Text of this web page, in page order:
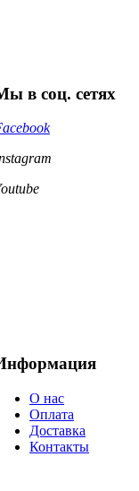
в соц. сетях
О нас
Оплата
Доставка
Контакты